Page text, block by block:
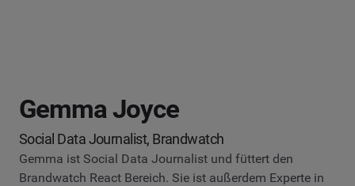
Gemma Joyce
Social Data Journalist, Brandwatch
Gemma ist Social Data Journalist und füttert den
Brandwatch React Bereich. Sie ist außerdem Experte in